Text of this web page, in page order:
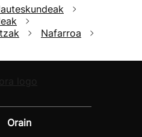
Nafarroa
Orain